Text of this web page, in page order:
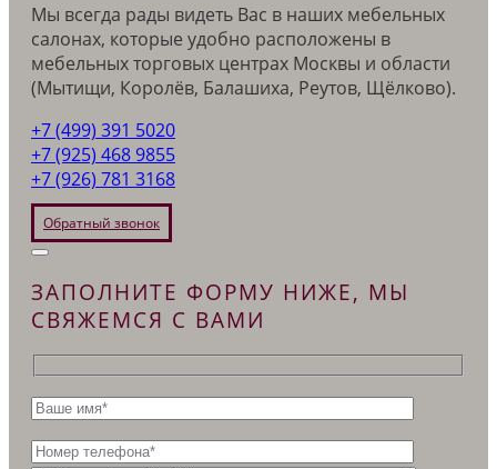
Мы всегда рады видеть Вас в наших мебельных
салонах, которые удобно расположены в
мебельных торговых центрах Москвы и области
(Мытищи, Королёв, Балашиха, Реутов, Щёлково).
+7 (499) 391 5020
+7 (925) 468 9855
+7 (926) 781 3168
Обратный звонок
ЗАПОЛНИТЕ ФОРМУ НИЖЕ, МЫ
СВЯЖЕМСЯ С ВАМИ